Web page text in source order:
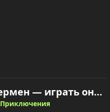
Робби: Бомбермен — играть онлайн
Приключения